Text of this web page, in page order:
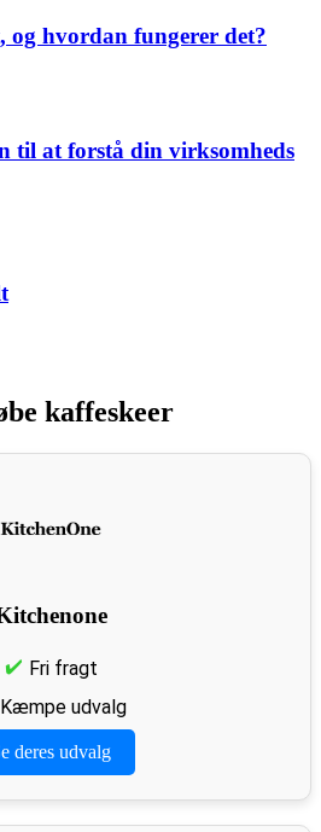
og hvordan fungerer det?
til at forstå din virksomheds
kaffeskeer
Fri fragt
Kæmpe udvalg
deres udvalg